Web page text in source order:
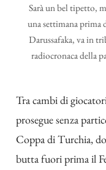
Sarà un bel tipetto,
una settimana prima
Darussafaka, va in
radiocronaca della
Tra cambi di
prosegue senza
Coppa di Turchia,
butta fuori prima il